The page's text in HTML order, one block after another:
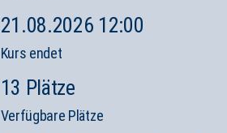
21.08.2026 12:00
Kurs endet
13 Plätze
Verfügbare Plätze